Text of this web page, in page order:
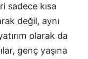
sadece kısa
değil, aynı
olarak da
genç yaşına